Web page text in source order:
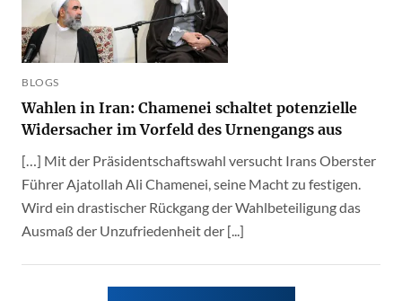
BLOGS
Wahlen in Iran: Chamenei schaltet potenzielle
Widersacher im Vorfeld des Urnengangs aus
[…] Mit der Präsidentschaftswahl versucht Irans Oberster
Führer Ajatollah Ali Chamenei, seine Macht zu festigen.
Wird ein drastischer Rückgang der Wahlbeteiligung das
Ausmaß der Unzufriedenheit der [...]